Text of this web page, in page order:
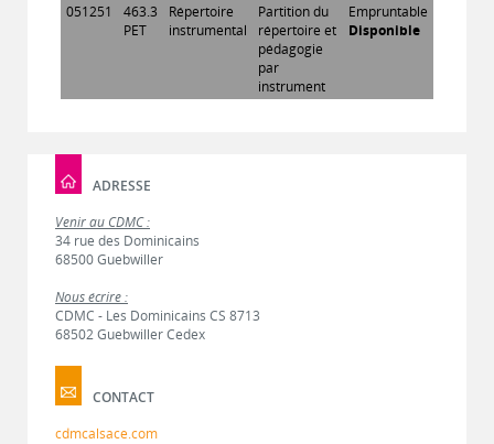
051251
463.3
PET
Répertoire
instrumental
Partition du
répertoire et
pédagogie
par
instrument
Empruntable
Disponible
ADRESSE
Venir au CDMC :
34 rue des Dominicains
68500 Guebwiller
Nous écrire :
CDMC - Les Dominicains CS 8713
68502 Guebwiller Cedex
CONTACT
cdmcalsace.com